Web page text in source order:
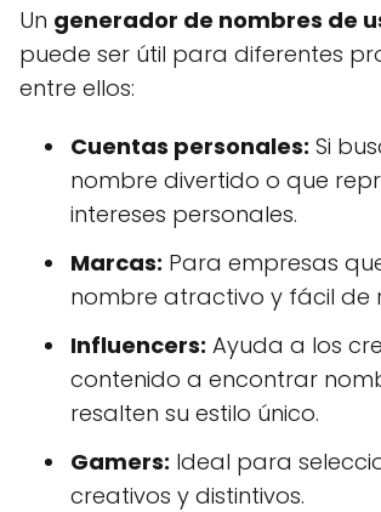
Un generador de nombres de
puede ser útil para diferentes
entre ellos:
Cuentas personales: Si
nombre divertido o que
intereses personales.
Marcas: Para empresas
nombre atractivo y fácil de
Influencers: Ayuda a los
contenido a encontrar
resalten su estilo único.
Gamers: Ideal para
creativos y distintivos.